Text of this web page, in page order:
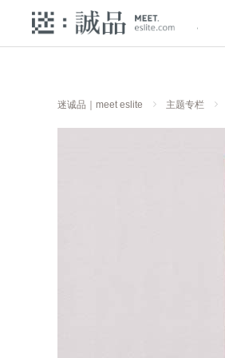
迷诚品｜meet eslite 主题专栏